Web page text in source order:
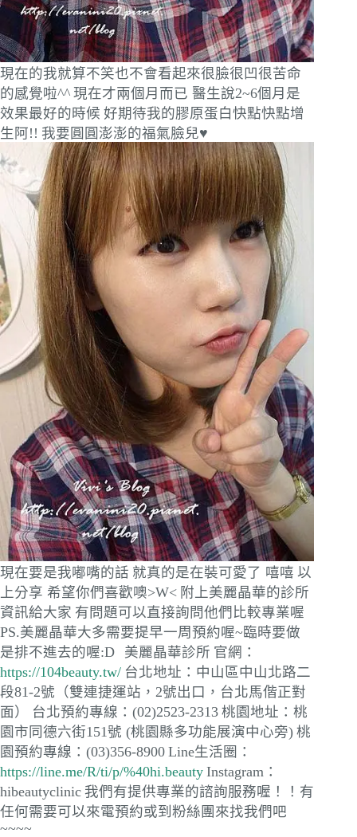
現在的我就算不笑也不會看起來很臉很凹很苦命
的感覺啦^^ 現在才兩個月而已 醫生說2~6個月是
效果最好的時候 好期待我的膠原蛋白快點快點增
生阿!! 我要圓圓澎澎的福氣臉兒♥
現在要是我嘟嘴的話 就真的是在裝可愛了 嘻嘻 以
上分享 希望你們喜歡噢>W< 附上美麗晶華的診所
資訊給大家 有問題可以直接詢問他們比較專業喔
PS.美麗晶華大多需要提早一周預約喔~臨時要做
是排不進去的喔:D
美麗晶華診所 官網：
https://104beauty.tw/ 台北地址：中山區中山北路二
段81-2號（雙連捷運站，2號出口，台北馬偕正對
面）
台北預約專線：(02)2523-2313 桃園地址：桃
園市同德六街151號 (桃園縣多功能展演中心旁) 桃
園預約專線：(03)356-8900 Line生活圈：
https://line.me/R/ti/p/%40hi.beauty Instagram：
hibeautyclinic 我們有提供專業的諮詢服務喔！！有
任何需要可以來電預約或到粉絲團來找我們吧
~~~~